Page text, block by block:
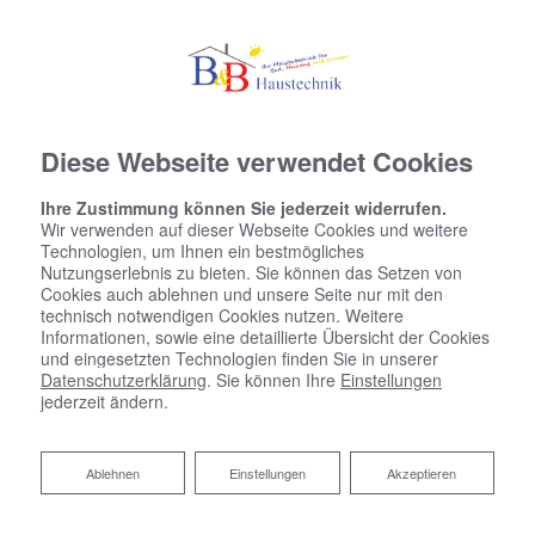
Diese Webseite verwendet Cookies
Ihre Zustimmung können Sie jederzeit widerrufen.
Wir verwenden auf dieser Webseite Cookies und weitere
Technologien, um Ihnen ein bestmögliches
Nutzungserlebnis zu bieten. Sie können das Setzen von
Cookies auch ablehnen und unsere Seite nur mit den
technisch notwendigen Cookies nutzen. Weitere
Informationen, sowie eine detaillierte Übersicht der Cookies
und eingesetzten Technologien finden Sie in unserer
Datenschutzerklärung. Sie können Ihre Einstellungen
jederzeit ändern.
Akzeptieren
Einstellungen
Ablehnen
Ablehnen